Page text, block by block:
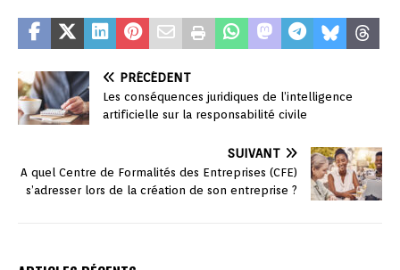
PRÉCÉDENT
Les conséquences juridiques de l’intelligence
artificielle sur la responsabilité civile
SUIVANT
A quel Centre de Formalités des Entreprises (CFE)
s’adresser lors de la création de son entreprise ?